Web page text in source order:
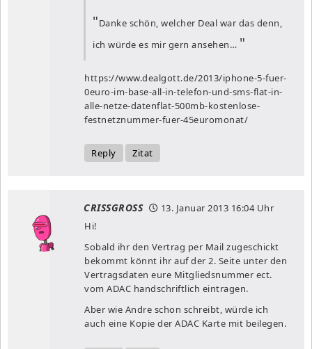
Danke schön, welcher Deal war das denn,
ich würde es mir gern ansehen…
https://www.dealgott.de/2013/iphone-5-fuer-
0euro-im-base-all-in-telefon-und-sms-flat-in-
alle-netze-datenflat-500mb-kostenlose-
festnetznummer-fuer-45euromonat/
Reply Zitat
CRISSGROSS 13. Januar 2013 16:04 Uhr
Hi!
Sobald ihr den Vertrag per Mail zugeschickt
bekommt könnt ihr auf der 2. Seite unter den
Vertragsdaten eure Mitgliedsnummer ect.
vom ADAC handschriftlich eintragen.
Aber wie Andre schon schreibt, würde ich
auch eine Kopie der ADAC Karte mit beilegen.